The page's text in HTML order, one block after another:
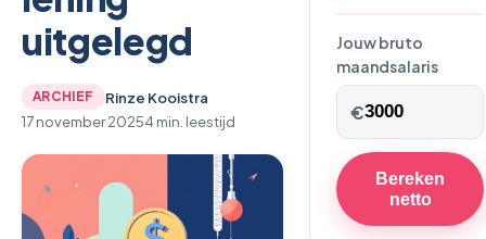
uitgelegd
ARCHIEF
Rinze Kooistra
17 november 20254 min. leestijd
Jouw bruto
maandsalaris
€
Bereken
netto